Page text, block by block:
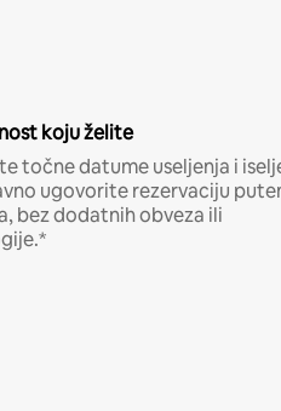
koju želite
točne datume useljenja i
ugovorite rezervaciju
bez dodatnih obveza ili